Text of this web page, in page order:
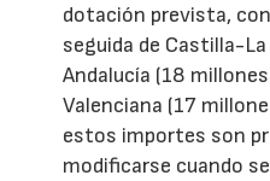
dotación prevista,
seguida de Castilla-
Andalucía (18
Valenciana (17
estos importes son
modificarse cuando